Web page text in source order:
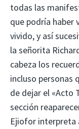
todas las
que podría haber
vivido, y así
la señorita
cabeza los
incluso personas
de dejar el «Acto
sección
Ejiofor interpreta